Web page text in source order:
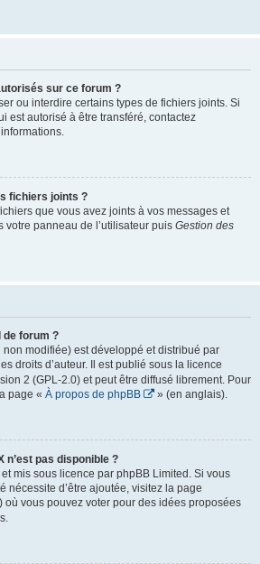
sur ce forum ?
ou interdire certains types de fichiers joints. Si
est autorisé à être transféré, contactez
fichiers joints ?
que vous avez joints à vos messages et
votre panneau de l’utilisateur puis Gestion des
de forum ?
modifiée) est développé et distribué par
droits d’auteur. Il est publié sous la licence
2 (GPL-2.0) et peut être diffusé librement. Pour
page « À propos de phpBB » (en anglais).
n’est pas disponible ?
mis sous licence par phpBB Limited. Si vous
nécessite d’être ajoutée, visitez la page
où vous pouvez voter pour des idées proposées